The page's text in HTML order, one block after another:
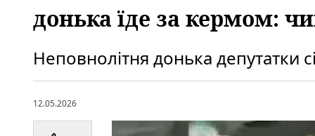
донька їде за кермом:
Неповнолітня донька депутатки
12.05.2026